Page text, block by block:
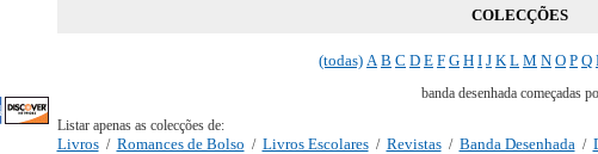
COLECÇÕES
(todas) A B C D E F G H I J K L M N O P Q
banda desenhada começadas
Listar apenas as colecções de:
Livros/ Romances de Bolso / Livros Escolares/ Revistas/ Banda Desenhada/